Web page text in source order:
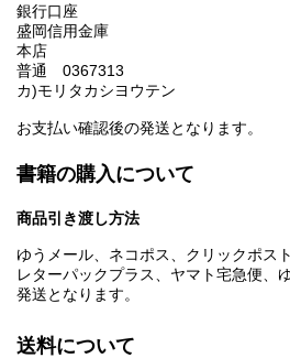
銀行口座
盛岡信用金庫
本店
普通 0367313
カ)モリタカシヨウテン
お支払い確認後の発送となります。
書籍の購入について
商品引き渡し方法
ゆうメール、ネコポス、クリックポス
レターパックプラス、ヤマト宅急便、
発送となります。
送料について